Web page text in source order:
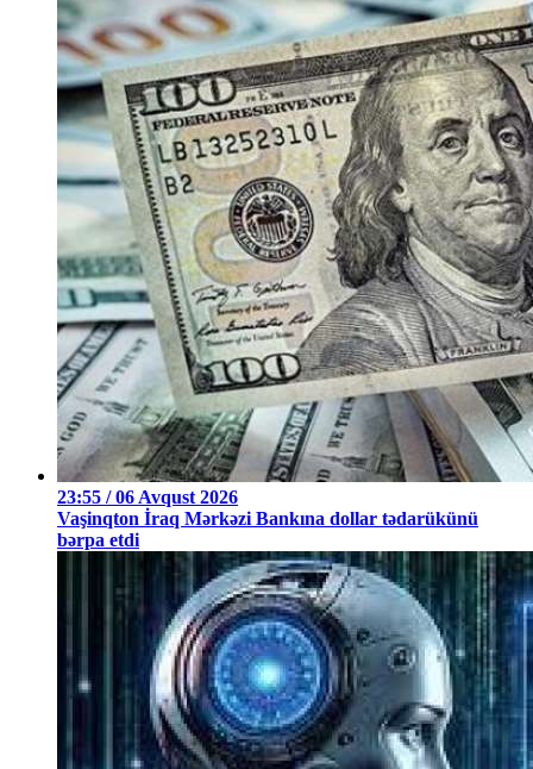
23:55 / 06 Avqust 2026
Vaşinqton İraq Mərkəzi Bankına dollar tədarükünü
bərpa etdi